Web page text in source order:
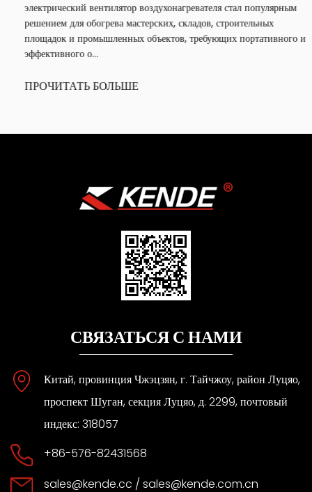
электрический вентилятор воздухонагревателя стал популярным
решением для обогрева мастерских, складов, строительных
площадок и промышленных объектов, требующих портативного и
эффективного о...
ПРОЧИТАТЬ БОЛЬШЕ
СВЯЗАТЬСЯ С НАМИ
Китай, провинция Чжэцзян, г. Тайчжоу, район Луцяо,
проспект Шуган, секция Луцяо, д. 2299, почтовый
индекс: 318057
+86-576-82431568
sales@kende.cc / sales@kende.com.cn